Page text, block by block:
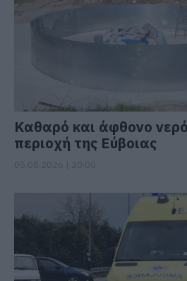
Καθαρό και άφθονο
περιοχή της Εύβοιας